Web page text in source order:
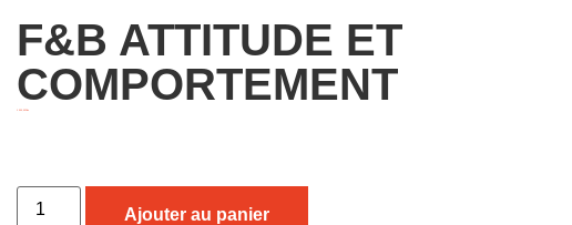
F&B ATTITUDE ET
COMPORTEMENT
Ajouter au panier